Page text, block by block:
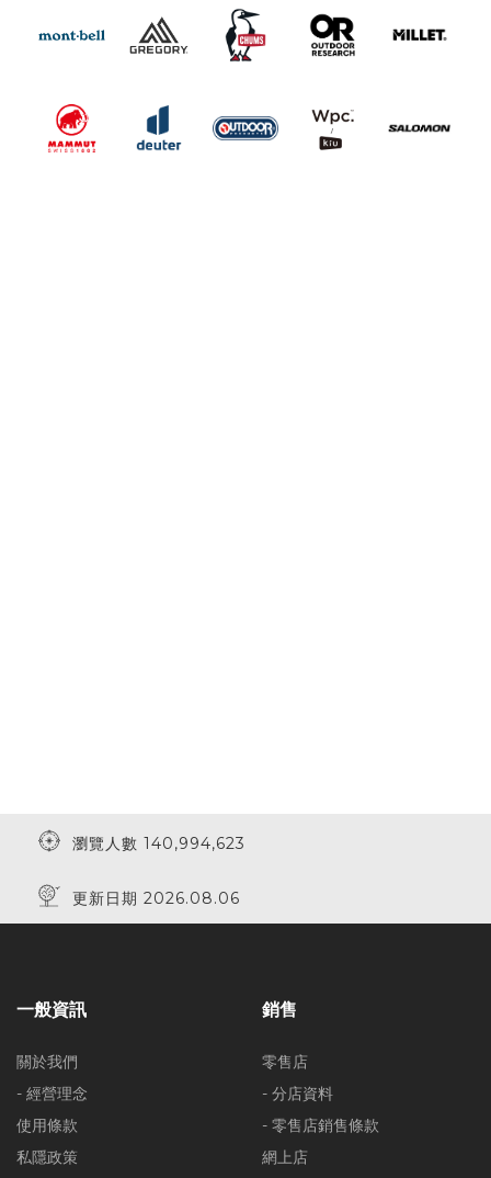
瀏覽人數 140,994,623
更新日期 2026.08.06
一般資訊
關於我們
- 經營理念
使用條款
私隱政策
銷售
零售店
- 分店資料
- 零售店銷售條款
網上店